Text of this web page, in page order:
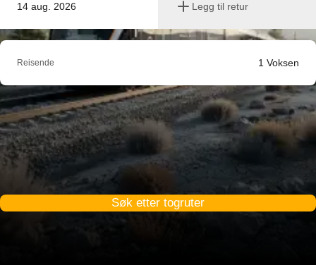
14 aug. 2026 Legg til retur
Reisende 1 Voksen
Søk etter togruter